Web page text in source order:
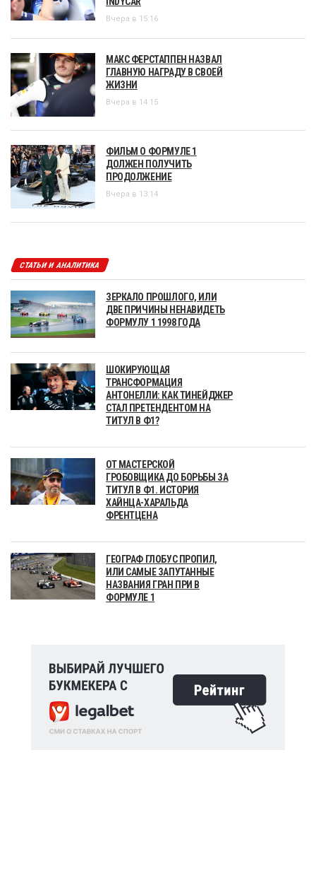
Вчера в 15:16
МАКС ФЕРСТАППЕН НАЗВАЛ
ГЛАВНУЮ НАГРАДУ В СВОЕЙ
ЖИЗНИ
Вчера в 14:15
ФИЛЬМ О ФОРМУЛЕ 1
ДОЛЖЕН ПОЛУЧИТЬ
ПРОДОЛЖЕНИЕ
Вчера в 13:14
СТАТЬИ И АНАЛИТИКА
ЗЕРКАЛО ПРОШЛОГО, ИЛИ
ДВЕ ПРИЧИНЫ НЕНАВИДЕТЬ
ФОРМУЛУ 1 1998 ГОДА
ШОКИРУЮЩАЯ
ТРАНСФОРМАЦИЯ
АНТОНЕЛЛИ: КАК ТИНЕЙДЖЕР
СТАЛ ПРЕТЕНДЕНТОМ НА
ТИТУЛ В Ф1?
ОТ МАСТЕРСКОЙ
ГРОБОВЩИКА ДО БОРЬБЫ ЗА
ТИТУЛ В Ф1. ИСТОРИЯ
ХАЙНЦА-ХАРАЛЬДА
ФРЕНТЦЕНА
ГЕОГРАФ ГЛОБУС ПРОПИЛ,
ИЛИ САМЫЕ ЗАПУТАННЫЕ
НАЗВАНИЯ ГРАН ПРИ В
ФОРМУЛЕ 1